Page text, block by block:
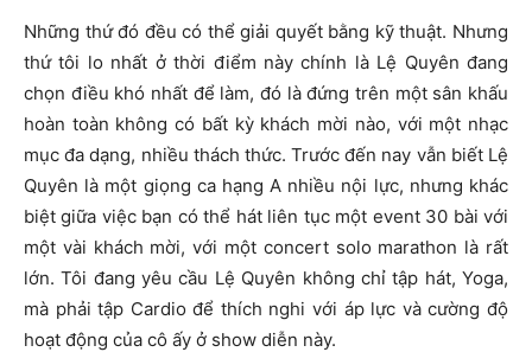
Những thứ đó đều có thể giải quyết bằng kỹ thuật. Nhưng
thứ tôi lo nhất ở thời điểm này chính là Lệ Quyên đang
chọn điều khó nhất để làm, đó là đứng trên một sân khấu
hoàn toàn không có bất kỳ khách mời nào, với một nhạc
mục đa dạng, nhiều thách thức. Trước đến nay vẫn biết Lệ
Quyên là một giọng ca hạng A nhiều nội lực, nhưng khác
biệt giữa việc bạn có thể hát liên tục một event 30 bài với
một vài khách mời, với một concert solo marathon là rất
lớn. Tôi đang yêu cầu Lệ Quyên không chỉ tập hát, Yoga,
mà phải tập Cardio để thích nghi với áp lực và cường độ
hoạt động của cô ấy ở show diễn này.